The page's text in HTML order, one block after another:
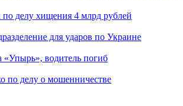
делу хищения 4 млрд рублей
для ударов по Украине
«Упырь», водитель погиб
по делу о мошенничестве